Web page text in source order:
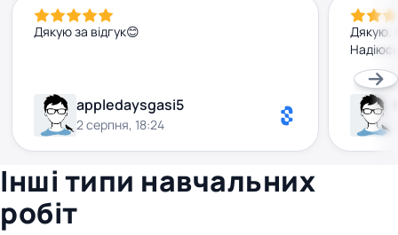
Дякую за відгук😊
appledaysgasi5
2 серпня, 18:24
Дякую.
Інші типи навчальних
робіт